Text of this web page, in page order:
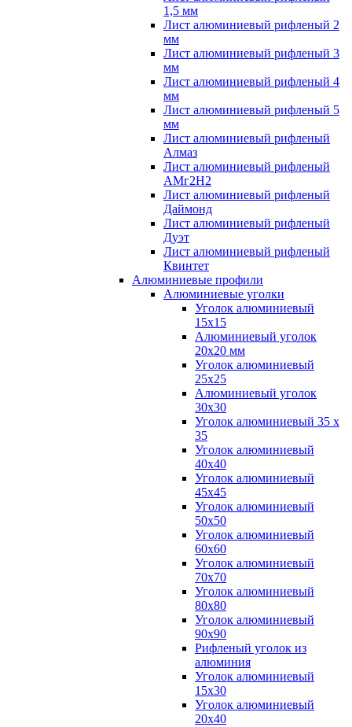
1,5 мм
Лист алюминиевый рифленый 2
мм
Лист алюминиевый рифленый 3
мм
Лист алюминиевый рифленый 4
мм
Лист алюминиевый рифленый 5
мм
Лист алюминиевый рифленый
Алмаз
Лист алюминиевый рифленый
АМг2Н2
Лист алюминиевый рифленый
Даймонд
Лист алюминиевый рифленый
Дуэт
Лист алюминиевый рифленый
Квинтет
Алюминиевые профили
Алюминиевые уголки
Уголок алюминиевый
15х15
Алюминиевый уголок
20х20 мм
Уголок алюминиевый
25х25
Алюминиевый уголок
30х30
Уголок алюминиевый 35 х
35
Уголок алюминиевый
40х40
Уголок алюминиевый
45х45
Уголок алюминиевый
50х50
Уголок алюминиевый
60х60
Уголок алюминиевый
70х70
Уголок алюминиевый
80х80
Уголок алюминиевый
90х90
Рифленый уголок из
алюминия
Уголок алюминиевый
15х30
Уголок алюминиевый
20х40